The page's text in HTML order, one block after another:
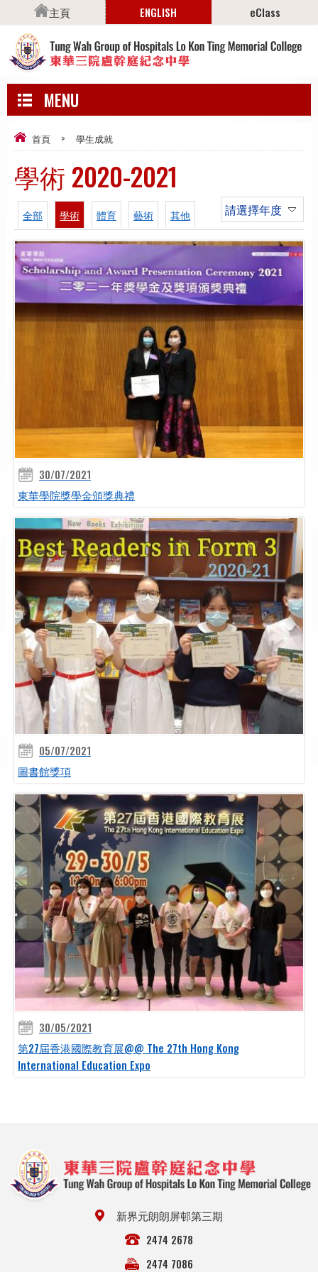
主頁 ENGLISH eClass
MENU
首頁 > 學生成就
學術 2020-2021
請選擇年度
全部 學術 體育 藝術 其他
30/07/2021
東華學院獎學金頒獎典禮
05/07/2021
圖書館獎項
30/05/2021
第27屆香港國際教育展@@ The 27th Hong Kong
International Education Expo
新界元朗朗屏邨第三期
2474 2678
2474 7086